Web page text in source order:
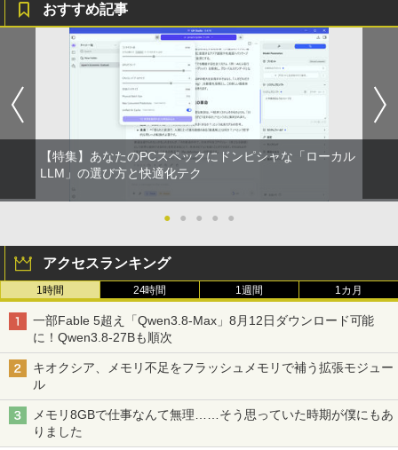
￥16,500
【マラソンセール期間中ポイント5倍】中
古ノートパソコン 第11世代 Core i5 メモ
リ16GB M.2 SSD256GB 13.3インチ フ
ルHD ノングレア Webカメラ 無線LAN
Wi-Fi Bluetooth Windows11 東芝 dyna
book G83/HS 初期設定済 すぐ使える 90
13.3インチ 良品 Lenovo ThinkPad X13
Gen2 Type-20XJ フルHD / Windows11/
高性能 AMD Ryzen 5-5650u/ 16GB/ 爆
速NVMe式256GB-SSD/ カメラ/ 無線Wi-
Fi6/ Office付き/ Win11【中古ノートパソ
￥69,800
GMKtec GMK-K8 PLUS-32/1T-W11Pro
(8845HS)
￥124,800
4
子限定かきおろし付】 【電子書籍】[ 佳
門サエコ ]
あかね噺 23 【電子書籍】[ 末永裕樹 ]
￥572
【2026年アップグレード版】AOKIMI ワイヤ
レスイヤホン bluetooth イヤホン V12 小型
軽量 ブルートゥースHi-Fi 最大36時間再生 ぶ
るーとゅーす コードレス ENCノイズキャン
セリング 自動ペアリング Type-C充電 マイク
付き 防水 タッチ式音量調整 スポーツ/通勤/通
学/WEB会議(ホワイト)
￥1,964
Xiaomi シャオミ REDMI Buds 8 Lite ワイヤ
レスイヤホン Bluetooth 5.4 ノイズキャンセ
￥2,980
On My Road (Stadium ver.)
￥250
BUGS LIFE
￥250
by Amazon 天然水ラベルレス 2L×9本
￥1,117
コカ・コーラ やかんの麦茶 from 爽健美茶 ラ
ベルレス 650mlPET×24本
HUNTER×HUNTER モノクロ版 39 (ジャンプ
コミックスDIGITAL)
￥572
スーパーの裏でヤニ吸うふたり 9巻 (デジタル
版ビッグガンガンコミックス)
￥810
おすすめ記事
【特集】あなたのPCスペックにドンピシャな「ローカル
LLM」の選び方と快適化テク
● ● ● ● ●
アクセスランキング
1時間 24時間 1週間 1カ月
一部Fable 5超え「Qwen3.8-Max」8月12日ダウンロード可能
に！Qwen3.8-27Bも順次
キオクシア、メモリ不足をフラッシュメモリで補う拡張モジュー
ル
メモリ8GBで仕事なんて無理……そう思っていた時期が僕にもあ
りました